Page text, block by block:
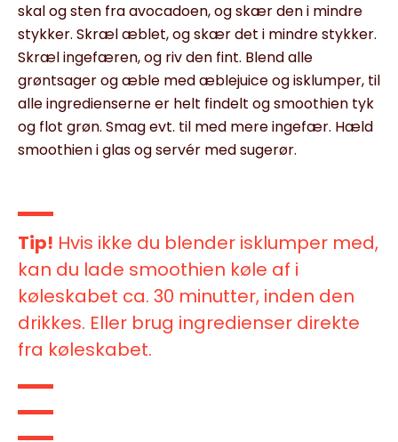
skal og sten fra avocadoen, og skær den i mindre
stykker. Skræl æblet, og skær det i mindre stykker.
Skræl ingefæren, og riv den fint. Blend alle
grøntsager og æble med æblejuice og isklumper, til
alle ingredienserne er helt findelt og smoothien tyk
og flot grøn. Smag evt. til med mere ingefær. Hæld
smoothien i glas og servér med sugerør.
Tip! Hvis ikke du blender isklumper med,
kan du lade smoothien køle af i
køleskabet ca. 30 minutter, inden den
drikkes. Eller brug ingredienser direkte
fra køleskabet.